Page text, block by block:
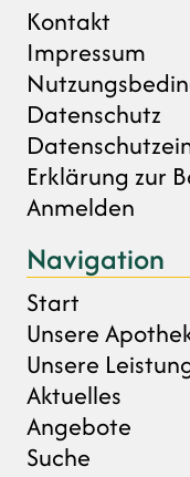
Kontakt
Impressum
Datenschutz
Erklärung zur
Anmelden
Navigation
Start
Unsere
Unsere
Aktuelles
Angebote
Suche